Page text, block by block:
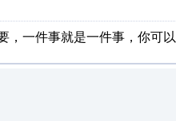
，一件事就是一件事，你可